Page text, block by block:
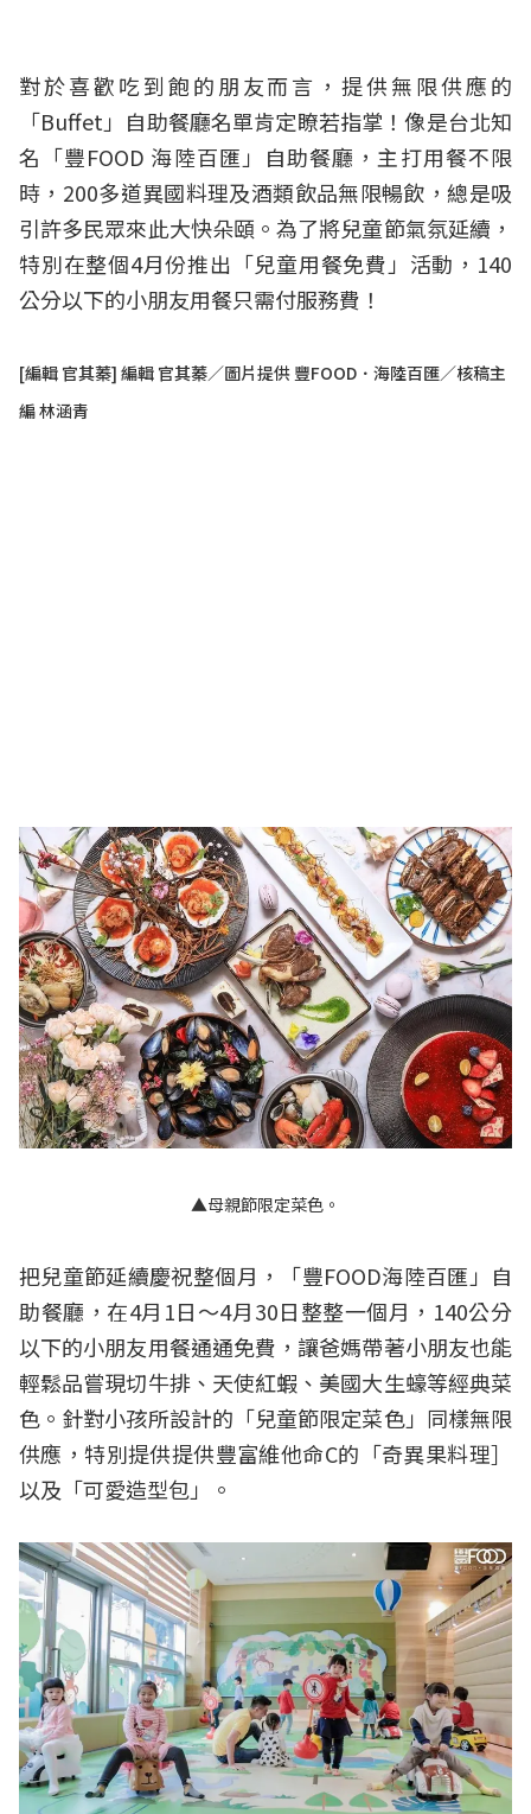
對於喜歡吃到飽的朋友而言，提供無限供應的
「Buffet」自助餐廳名單肯定瞭若指掌！像是台北知
名「豐FOOD 海陸百匯」自助餐廳，主打用餐不限
時，200多道異國料理及酒類飲品無限暢飲，總是吸
引許多民眾來此大快朵頤。為了將兒童節氣氛延續，
特別在整個4月份推出「兒童用餐免費」活動，140
公分以下的小朋友用餐只需付服務費！
[編輯 官其蓁] 編輯 官其蓁／圖片提供 豐FOOD．海陸百匯／核稿主
編 林涵青
▲母親節限定菜色。
把兒童節延續慶祝整個月，「豐FOOD海陸百匯」自
助餐廳，在4月1日～4月30日整整一個月，140公分
以下的小朋友用餐通通免費，讓爸媽帶著小朋友也能
輕鬆品嘗現切牛排、天使紅蝦、美國大生蠔等經典菜
色。針對小孩所設計的「兒童節限定菜色」同樣無限
供應，特別提供提供豐富維他命C的「奇異果料理］
以及「可愛造型包」。